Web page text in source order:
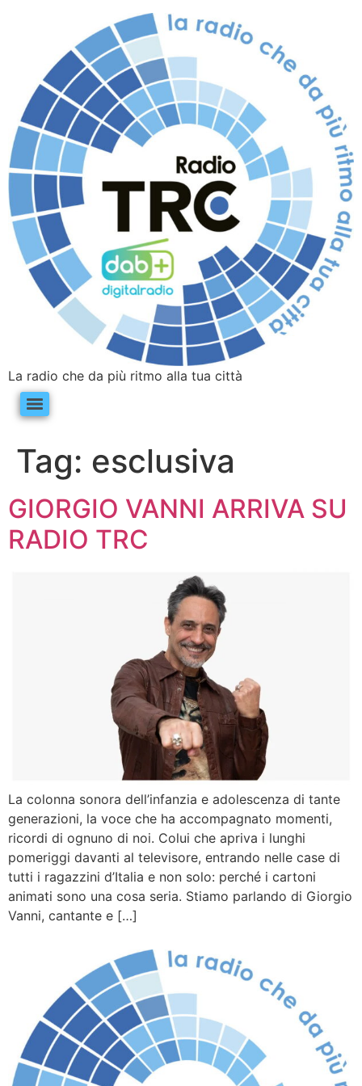
La radio che da più ritmo alla tua città
Tag: esclusiva
GIORGIO VANNI ARRIVA SU
RADIO TRC
La colonna sonora dell’infanzia e adolescenza di tante
generazioni, la voce che ha accompagnato momenti,
ricordi di ognuno di noi. Colui che apriva i lunghi
pomeriggi davanti al televisore, entrando nelle case di
tutti i ragazzini d’Italia e non solo: perché i cartoni
animati sono una cosa seria. Stiamo parlando di Giorgio
Vanni, cantante e […]